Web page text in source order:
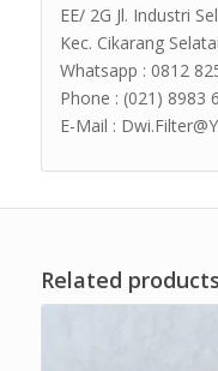
EE/ 2G Jl. Industri
Kec. Cikarang
Whatsapp : 0812
Phone : (021) 8983
E-Mail :
Related products